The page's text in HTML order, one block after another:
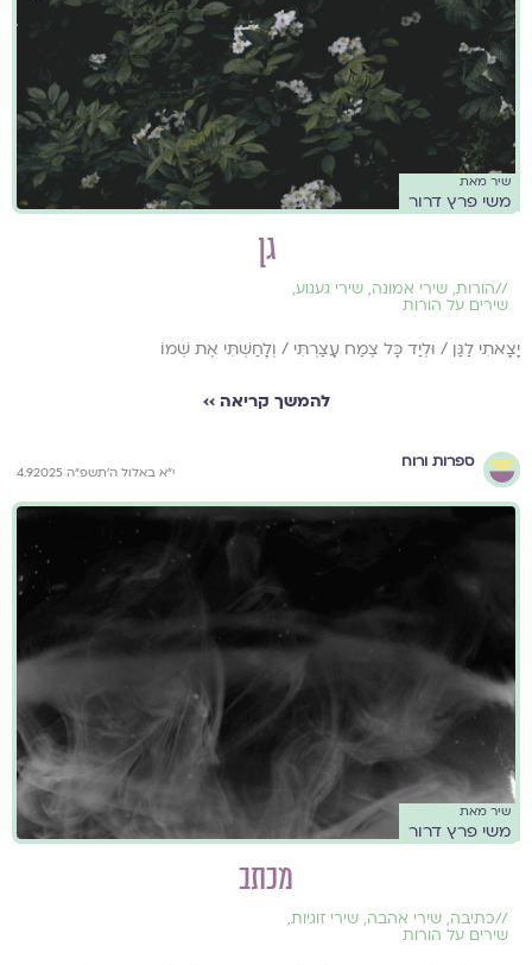
שיר מאת
משי פרץ דרור
גן
//הורות, שירי אמונה, שירי געגוע,
שירים על הורות
יָצָאתִי לַגַּן / וּלְיַד כָּל צֶמַח עָצַרְתִּי / וְלָחַשְׁתִּי אֶת שְׁמוֹ
להמשך קריאה ››
ספרות ורוח
י״א באלול ה׳תשפ״ה 4.9.2025
שיר מאת
משי פרץ דרור
מכתב
//כתיבה, שירי אהבה, שירי זוגיות,
שירים על הורות